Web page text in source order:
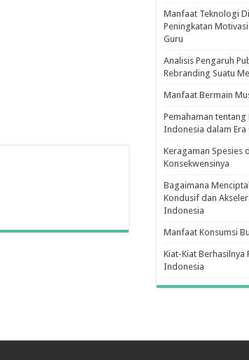
Manfaat Teknologi
Peningkatan
Guru
Analisis Pengaruh
Rebranding Suatu
Manfaat Bermain
Pemahaman tentang
Indonesia dalam Era
Keragaman Spesies
Konsekwensinya
Bagaimana
Kondusif dan
Indonesia
Manfaat Konsumsi
Kiat-Kiat
Indonesia